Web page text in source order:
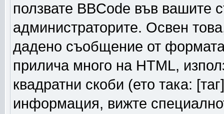
ползвате BBCode във вашите
администраторите. Освен
дадено съобщение от
прилича много на HTML,
квадратни скоби (ето така:
информация, вижте